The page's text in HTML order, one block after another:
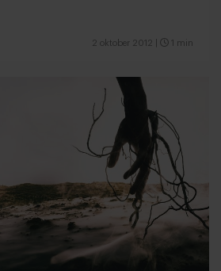
2 oktober 2012 1 min